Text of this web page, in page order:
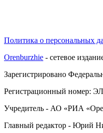
Политика о персональных
Orenburzhie - сетевое
Зарегистрировано
Регистрационный номер:
Учредитель - АО «РИА
Главный редактор - Юрий